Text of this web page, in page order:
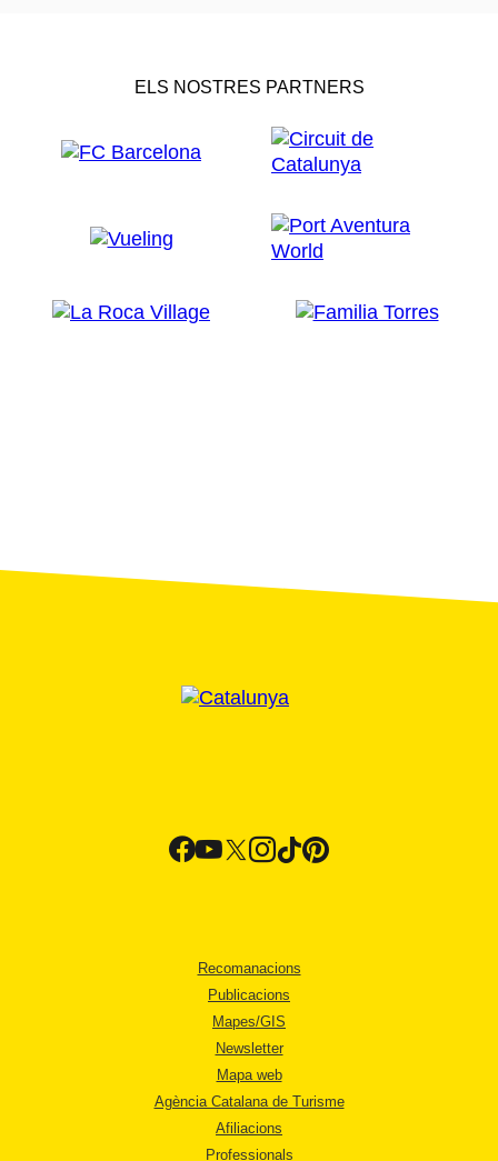
ELS NOSTRES PARTNERS
Recomanacions
Publicacions
Mapes/GIS
Newsletter
Mapa web
Agència Catalana de Turisme
Afiliacions
Professionals